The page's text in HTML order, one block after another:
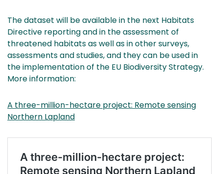
The dataset will be available in the next Habitats
Directive reporting and in the assessment of
threatened habitats as well as in other surveys,
assessments and studies, and they can be used in
the implementation of the EU Biodiversity Strategy.
More information:
A three-million-hectare project: Remote sensing
Northern Lapland